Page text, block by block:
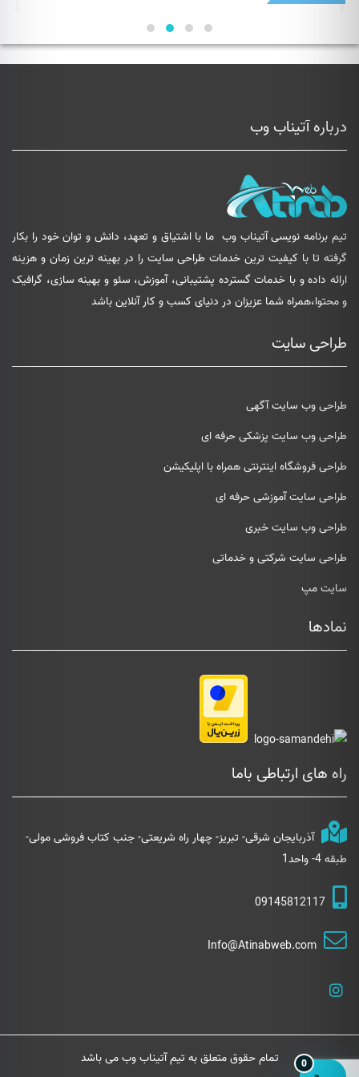
تا
درباره آتیناب وب
تیم برنامه نویسی آتیناب وب ما با اشتیاق و تعهد، دانش و توان خود را بکار
گرفته تا با کیفیت ترین خدمات طراحی سایت را در بهینه ترین زمان و هزینه
ارائه داده و با خدمات گسترده پشتیبانی، آموزش، سئو و بهینه سازی، گرافیک
و محتوا،همراه شما عزیزان در دنیای کسب و کار آنلاین باشد
طراحی سایت
طراحی وب سایت آگهی
طراحی وب سایت پزشکی حرفه ای
طراحی فروشگاه اینترنتی همراه با اپلیکیشن
طراحی سایت آموزشی حرفه ای
طراحی وب سایت خبری
طراحی سایت شرکتی و خدماتی
سایت مپ
نمادها
راه های ارتباطی باما
آذربایجان شرقی- تبریز- چهار راه شریعتی- جنب کتاب فروشی مولی-
طبقه 4- واحد1
09145812117
Info@Atinabweb.com
تمام حقوق متعلق به تیم آتیناب وب می باشد 0